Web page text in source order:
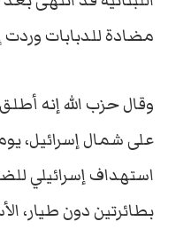
مضادة للدبابات
وقال حزب الله إنه
على شمال إسرائيل،
استهداف إسرائيلي
بطائرتين دون طيار،